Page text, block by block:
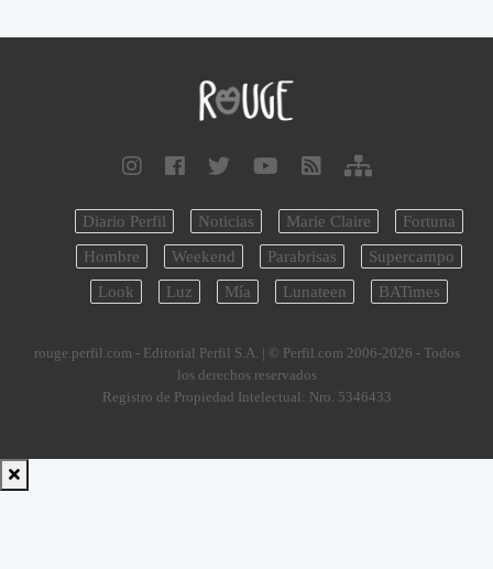
Diario Perfil Noticias Marie Claire
Fortuna
Hombre
Weekend Parabrisas
Supercampo
Look
Luz Mía Lunateen BATimes
rouge.perfil.com - Editorial Perfil S.A. | © Perfil.com 2006-2026 - Todos
los derechos reservados
Registro de Propiedad Intelectual: Nro. 5346433